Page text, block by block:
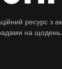
ресурс з
на